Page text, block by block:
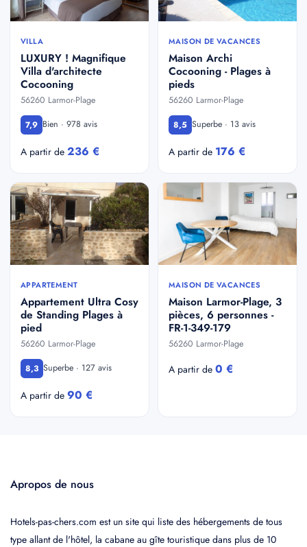
VILLA
LUXURY ! Magnifique
Villa d'architecte
Cocooning
56260 Larmor-Plage
7,9 Bien · 978 avis
A partir de 236 €
MAISON DE VACANCES
Maison Archi
Cocooning - Plages à
pieds
56260 Larmor-Plage
8,5 Superbe · 13 avis
A partir de 176 €
APPARTEMENT
Appartement Ultra Cosy
de Standing Plages à
pied
56260 Larmor-Plage
8,3 Superbe · 127 avis
A partir de 90 €
MAISON DE VACANCES
Maison Larmor-Plage, 3
pièces, 6 personnes -
FR-1-349-179
56260 Larmor-Plage
A partir de 0 €
Apropos de nous
Hotels-pas-chers.com est un site qui liste des hébergements de tous
type allant de l'hôtel, la cabane au gîte touristique dans plus de 10